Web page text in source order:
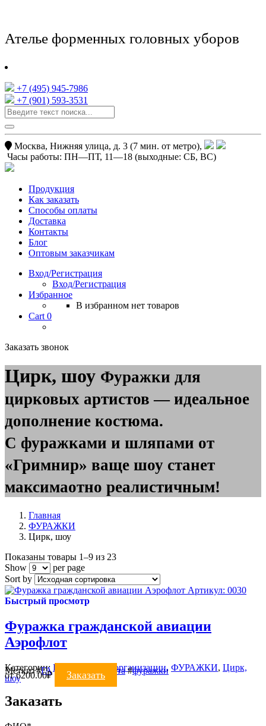
Ателье форменных головных уборов
+7 (495) 945-7986
+7 (901) 593-3531
Москва, Нижняя улица, д. 3 (7 мин. от метро),
Часы работы: ПН—ПТ, 11—18 (выходные: СБ, ВС)
Продукция
Как заказать
Способы оплаты
Доставка
Контакты
Блог
Оптовым заказчикам
Вход/Регистрация
Вход/Регистрация
Избранное
В избранном нет товаров
Cart 0
Заказать звонок
Цирк, шоу Фуражки для
цирковых артистов — идеальное
дополнение костюма.
С фуражками и шляпами от
«Гримнир» ваще шоу станет
максимаотно реалистичным!
Главная
ФУРАЖКИ
Цирк, шоу
Показаны товары 1–9 из 23
Show
per page
Sort by
Артикул: 0030
Быстрый просмотр
Фуражка гражданской авиации
Аэрофлот
Категории: Коммерческие организации, ФУРАЖКИ, Цирк,
шоу
Метки:#ГА# фуражка пилота#фуражки
от6200.00₽ Заказать
Заказать